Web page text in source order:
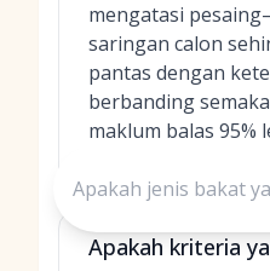
mengatasi
saringan calon
pantas dengan
berbanding
maklum balas 95%
ringkasan temu
Apakah kriteria